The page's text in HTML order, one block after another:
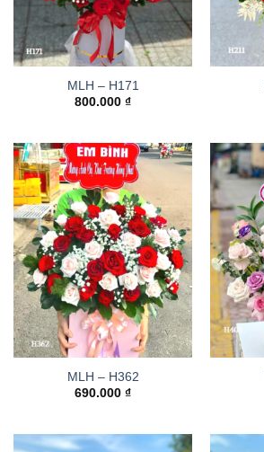
MLH – H171
800.000 ₫
MLH – H362
690.000 ₫